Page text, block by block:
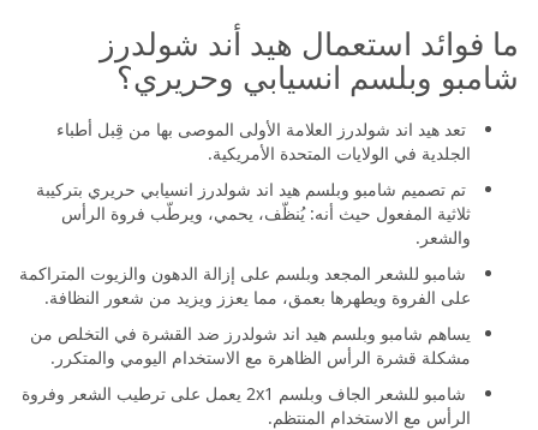
ما فوائد استعمال هيد أند شولدرز
شامبو وبلسم انسيابي وحريري؟
تعد هيد اند شولدرز العلامة الأولى الموصى بها من قِبل أطباء
الجلدية في الولايات المتحدة الأمريكية.
تم تصميم شامبو وبلسم هيد اند شولدرز انسيابي حريري بتركيبة
ثلاثية المفعول حيث أنه: يُنظّف، يحمي، ويرطّب فروة الرأس
والشعر.
شامبو للشعر المجعد وبلسم على إزالة الدهون والزيوت المتراكمة
على الفروة ويطهرها بعمق، مما يعزز ويزيد من شعور النظافة.
يساهم شامبو وبلسم هيد اند شولدرز ضد القشرة في التخلص من
مشكلة قشرة الرأس الظاهرة مع الاستخدام اليومي والمتكرر.
شامبو للشعر الجاف وبلسم 2x1 يعمل على ترطيب الشعر وفروة
الرأس مع الاستخدام المنتظم.